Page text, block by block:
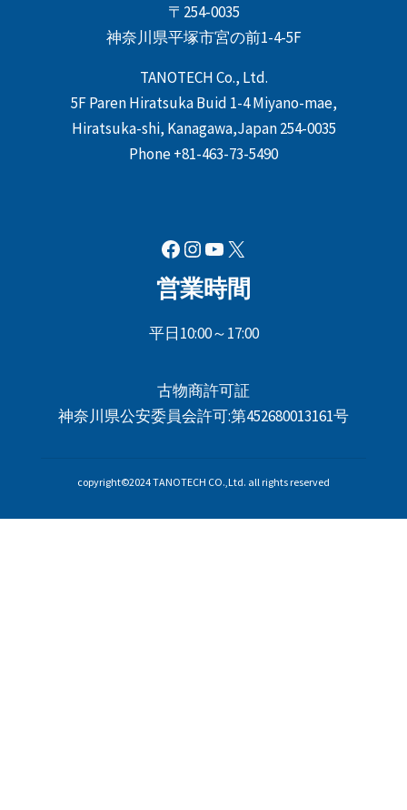
〒254-0035
神奈川県平塚市宮の前1-4-5F
TANOTECH Co., Ltd.
5F Paren Hiratsuka Buid 1-4 Miyano-mae,
Hiratsuka-shi, Kanagawa,Japan 254-0035
Phone +81-463-73-5490
Facebook
Instagram
YouTube
X
営業時間
平日10:00～17:00
古物商許可証
神奈川県公安委員会許可:第452680013161号
copyright©2024 TANOTECH CO.,Ltd. all rights reserved